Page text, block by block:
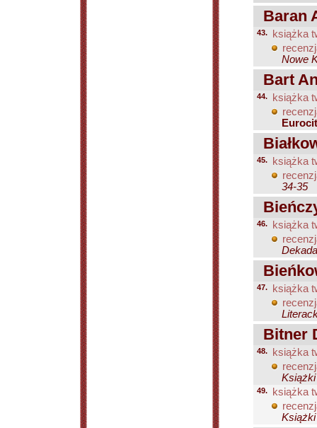
Baran
43.
książka
Nowe
Bart
44.
książka
45.
książka
34-35
46.
książka
47.
książka
Bitner
48.
książka
49.
książka
Książki